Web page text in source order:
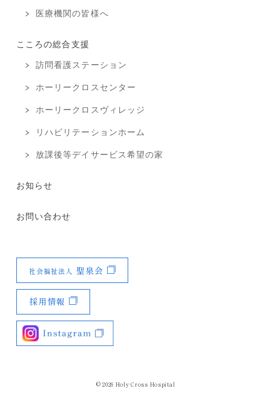
医療機関の皆様へ
こころの総合支援
訪問看護ステーション
ホーリークロスセンター
ホーリークロスヴィレッジ
リハビリテーションホーム
放課後等デイサービス希望の家
お知らせ
お問い合わせ
社会福祉法人 聖泉会
採用情報
© 2026 Holy Cross Hospital